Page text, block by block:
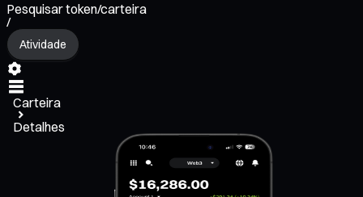
Pesquisar token/carteira
/
Atividade
Carteira
Detalhes